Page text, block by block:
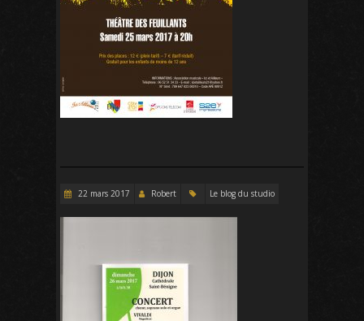
22 mars 2017 Robert Le blog du studio